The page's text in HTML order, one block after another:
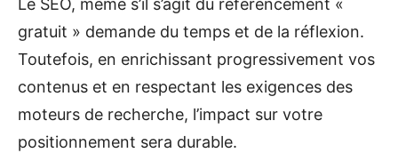
Le SEO, même s’il s’agit du référencement «
gratuit » demande du temps et de la réflexion.
Toutefois, en enrichissant progressivement vos
contenus et en respectant les exigences des
moteurs de recherche, l’impact sur votre
positionnement sera durable.